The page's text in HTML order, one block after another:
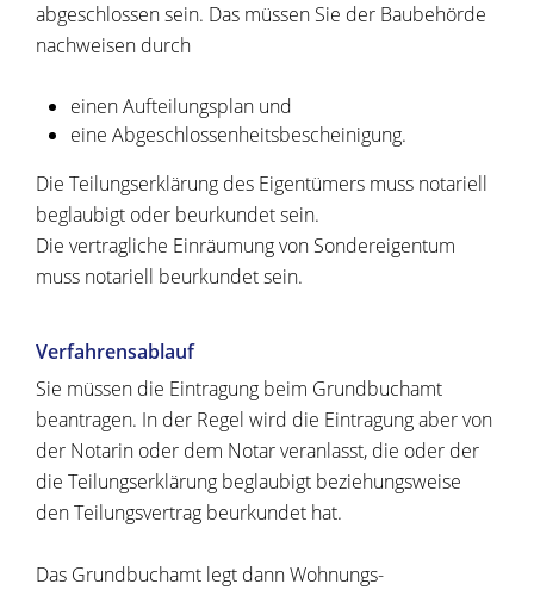
abgeschlossen sein. Das müssen Sie der Baubehörde
nachweisen durch
einen Aufteilungsplan und
eine Abgeschlossenheitsbescheinigung.
Die Teilungserklärung des Eigentümers muss notariell
beglaubigt oder beurkundet sein.
Die vertragliche Einräumung von Sondereigentum
muss notariell beurkundet sein.
Verfahrensablauf
Sie müssen die Eintragung beim Grundbuchamt
beantragen. In der Regel wird die Eintragung aber von
der Notarin oder dem Notar veranlasst, die oder der
die Teilungserklärung beglaubigt beziehungsweise
den Teilungsvertrag beurkundet hat.
Das Grundbuchamt legt dann Wohnungs-